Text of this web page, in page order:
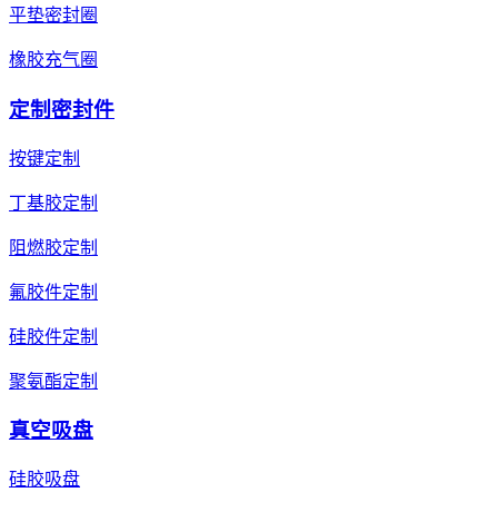
平垫密封圈
橡胶充气圈
定制密封件
按键定制
丁基胶定制
阻燃胶定制
氟胶件定制
硅胶件定制
聚氨酯定制
真空吸盘
硅胶吸盘